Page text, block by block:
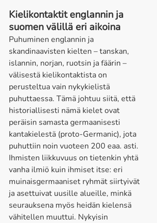
Kielikontaktit englannin ja
suomen välillä eri aikoina
Puhuminen englannin ja
skandinaavisten kielten – tanskan,
islannin, norjan, ruotsin ja fäärin –
välisestä kielikontaktista on
perusteltua vain nykykielistä
puhuttaessa. Tämä johtuu siitä, että
historiallisesti nämä kielet ovat
peräisin samasta germaanisesti
kantakielestä (proto-Germanic), jota
puhuttiin noin vuoteen 200 eaa. asti.
Ihmisten liikkuvuus on tietenkin yhtä
vanha ilmiö kuin ihmiset itse: eri
muinaisgermaaniset ryhmät siirtyivät
ja asettuivat uusille alueille, minkä
seurauksena myös heidän kielensä
vähitellen muuttui. Nykyisin